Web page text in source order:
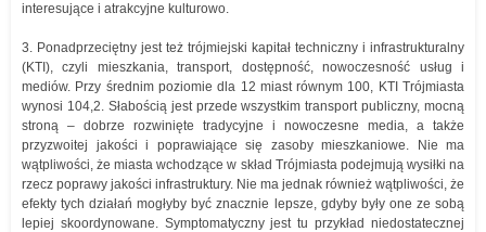
interesujące i atrakcyjne kulturowo.
3. Ponadprzeciętny jest też trójmiejski kapitał techniczny i infrastrukturalny
(KTI), czyli mieszkania, transport, dostępność, nowoczesność usług i
mediów. Przy średnim poziomie dla 12 miast równym 100, KTI Trójmiasta
wynosi 104,2. Słabością jest przede wszystkim transport publiczny, mocną
stroną – dobrze rozwinięte tradycyjne i nowoczesne media, a także
przyzwoitej jakości i poprawiające się zasoby mieszkaniowe. Nie ma
wątpliwości, że miasta wchodzące w skład Trójmiasta podejmują wysiłki na
rzecz poprawy jakości infrastruktury. Nie ma jednak również wątpliwości, że
efekty tych działań mogłyby być znacznie lepsze, gdyby były one ze sobą
lepiej skoordynowane. Symptomatyczny jest tu przykład niedostatecznej